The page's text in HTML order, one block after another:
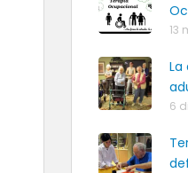
13
La
6